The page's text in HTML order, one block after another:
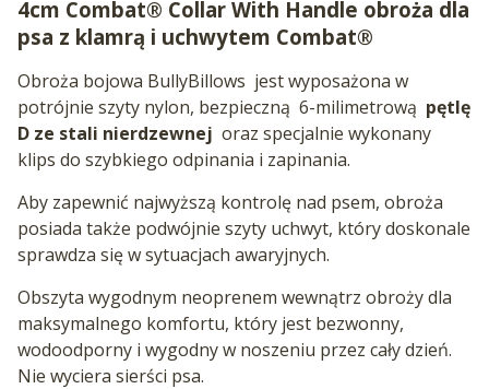
4cm Combat® Collar With Handle obroża dla
psa z klamrą i uchwytem Combat®
Obroża bojowa BullyBillows jest wyposażona w
potrójnie szyty nylon, bezpieczną 6-milimetrową pętlę
D ze stali nierdzewnej oraz specjalnie wykonany
klips do szybkiego odpinania i zapinania.
Aby zapewnić najwyższą kontrolę nad psem, obroża
posiada także podwójnie szyty uchwyt, który doskonale
sprawdza się w sytuacjach awaryjnych.
Obszyta wygodnym neoprenem wewnątrz obroży dla
maksymalnego komfortu, który jest bezwonny,
wodoodporny i wygodny w noszeniu przez cały dzień.
Nie wyciera sierści psa.